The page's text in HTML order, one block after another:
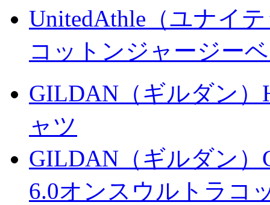
UnitedAthle（ユナイ
コットンジャージー
GILDAN（ギルダン
ャツ
GILDAN（ギルダン）
6.0オンスウルトラコ